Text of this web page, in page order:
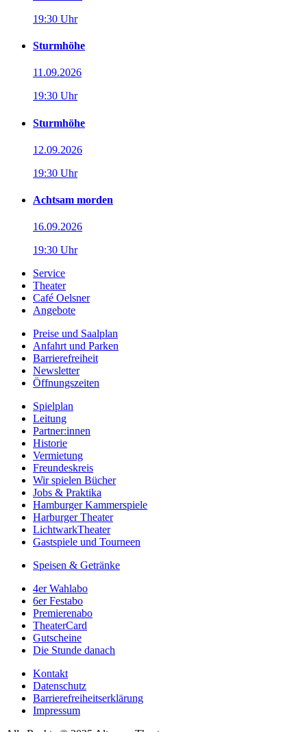
19:30 Uhr
Sturmhöhe
11.09.2026
19:30 Uhr
Sturmhöhe
12.09.2026
19:30 Uhr
Achtsam morden
16.09.2026
19:30 Uhr
Service
Theater
Café Oelsner
Angebote
Preise und Saalplan
Anfahrt und Parken
Barrierefreiheit
Newsletter
Öffnungszeiten
Spielplan
Leitung
Partner:innen
Historie
Vermietung
Freundeskreis
Wir spielen Bücher
Jobs & Praktika
Hamburger Kammerspiele
Harburger Theater
LichtwarkTheater
Gastspiele und Tourneen
Speisen & Getränke
4er Wahlabo
6er Festabo
Premierenabo
TheaterCard
Gutscheine
Die Stunde danach
Kontakt
Datenschutz
Barrierefreiheitserklärung
Impressum